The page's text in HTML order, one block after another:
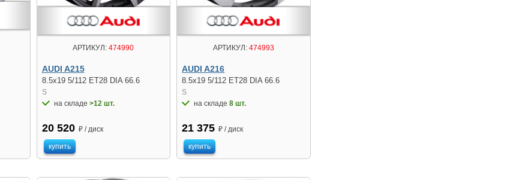
АРТИКУЛ: 474990
AUDI A215
8.5x19 5/112 ET28 DIA 66.6
S
на складе >12 шт.
20 520 ₽ / диск
купить
АРТИКУЛ: 474993
AUDI A216
8.5x19 5/112 ET28 DIA 66.6
S
на складе8 шт.
21 375 ₽ / диск
купить